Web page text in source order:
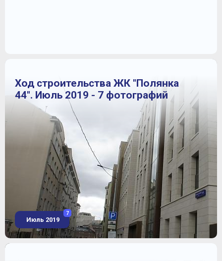
Ход строительства ЖК "Полянка
44". Июль 2019 - 7 фотографий
Июль 2019
7